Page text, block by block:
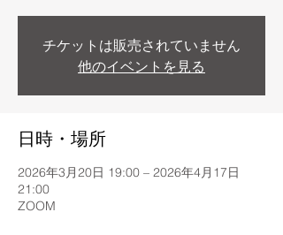
チケットは販売されていません
他のイベントを見る
日時・場所
2026年3月20日 19:00 – 2026年4月17日
21:00
ZOOM